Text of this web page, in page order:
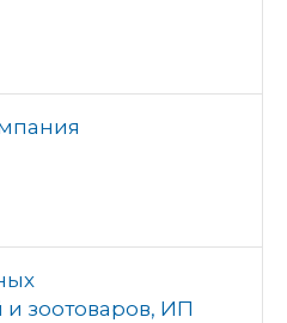
зоотоваров, ИП